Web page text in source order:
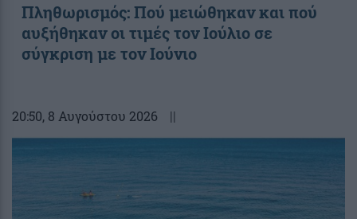
Πληθωρισμός: Πού μειώθηκαν και πού
αυξήθηκαν οι τιμές τον Ιούλιο σε
σύγκριση με τον Ιούνιο
20:50, 8 Αυγούστου 2026 ||